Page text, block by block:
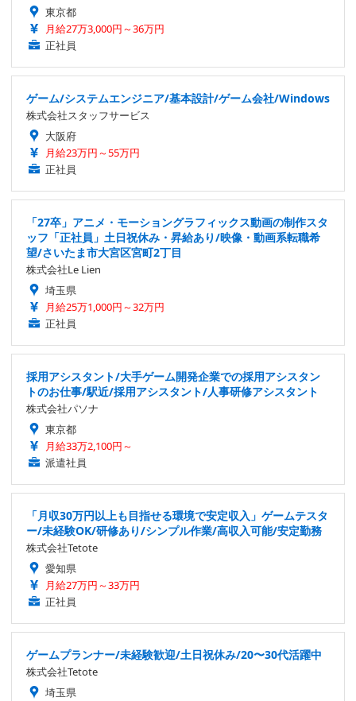
東京都
月給27万3,000円～36万円
正社員
ゲーム/システムエンジニア/基本設計/ゲーム会社/Windows
株式会社スタッフサービス
大阪府
月給23万円～55万円
正社員
「27卒」アニメ・モーショングラフィックス動画の制作スタ
ッフ「正社員」土日祝休み・昇給あり/映像・動画系転職希
望/さいたま市大宮区宮町2丁目
株式会社Le Lien
埼玉県
月給25万1,000円～32万円
正社員
採用アシスタント/大手ゲーム開発企業での採用アシスタン
トのお仕事/駅近/採用アシスタント/人事研修アシスタント
株式会社パソナ
東京都
月給33万2,100円～
派遣社員
「月収30万円以上も目指せる環境で安定収入」ゲームテスタ
ー/未経験OK/研修あり/シンプル作業/高収入可能/安定勤務
株式会社Tetote
愛知県
月給27万円～33万円
正社員
ゲームプランナー/未経験歓迎/土日祝休み/20〜30代活躍中
株式会社Tetote
埼玉県